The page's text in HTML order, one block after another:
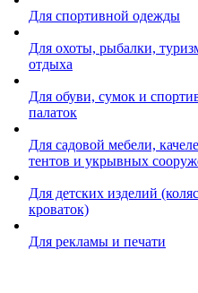
Для спортивной одежды
Для охоты, рыбалки,
отдыха
Для обуви, сумок и
палаток
Для садовой мебели,
тентов и укрывных
Для детских изделий
кроваток)
Для рекламы и печати